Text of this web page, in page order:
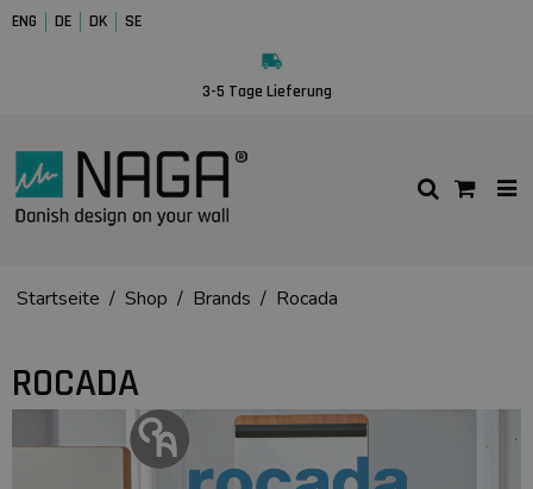
ENG DE DK SE
3-5 Tage Lieferung
Startseite / Shop / Brands / Rocada
ROCADA